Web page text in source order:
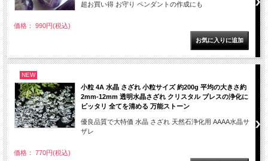
超お買い得 お守り ペンダントの作成にも
価格： 990円(税込)
NEW
小粒 4A 水晶 さざれ 小粒サイズ 約200g 平均の大きさ約
2mm-12mm 透明水晶さざれ クリスタル ブレスの浄化に
ピッタリ 全てを清める 万能ストーン
優良品質で大特価 水晶 さざれ 天然石浄化用 AAAA水晶サ
ザレ
価格： 770円(税込)